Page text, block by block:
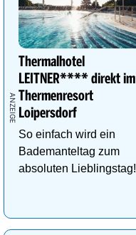
Thermalhotel
LEITNER**** direkt im
Thermenresort
Loipersdorf
So einfach wird ein
Bademanteltag zum
absoluten Lieblingstag!